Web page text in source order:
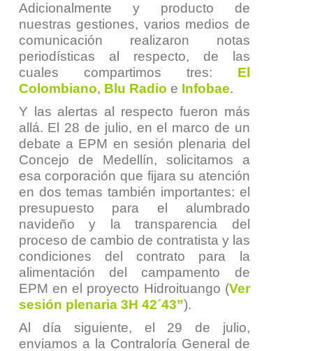
Adicionalmente y producto de
nuestras gestiones, varios medios de
comunicación realizaron notas
periodísticas al respecto, de las
cuales compartimos tres: El
Colombiano, Blu Radio e Infobae.
Y las alertas al respecto fueron más
allá. El 28 de julio, en el marco de un
debate a EPM en sesión plenaria del
Concejo de Medellín, solicitamos a
esa corporación que fijara su atención
en dos temas también importantes: el
presupuesto para el alumbrado
navideño y la transparencia del
proceso de cambio de contratista y las
condiciones del contrato para la
alimentación del campamento de
EPM en el proyecto Hidroituango (Ver
sesión plenaria 3H 42´43”).
Al día siguiente, el 29 de julio,
enviamos a la Contraloría General de